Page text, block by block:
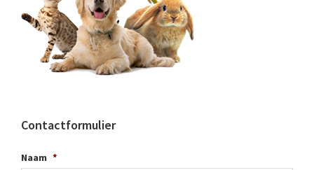
Contactformulier
Naam *